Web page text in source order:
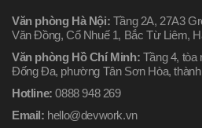
Văn phòng Hà Nội: Tầng 2A, 27A3
Văn Đồng, Cổ Nhuế 1, Bắc Từ Liêm,
Văn phòng Hồ Chí Minh: Tầng 4, tòa
Đống Đa, phường Tân Sơn Hòa,
Hotline: 0888 948 269
Email: hello@devwork.vn